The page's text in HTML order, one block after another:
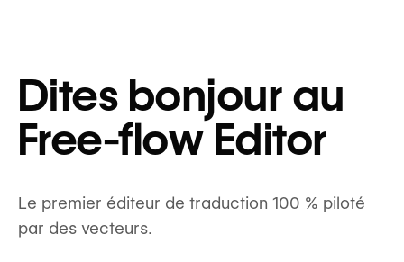
Dites bonjour au
Free-flow Editor
Le premier éditeur de traduction 100 % piloté
par des vecteurs.